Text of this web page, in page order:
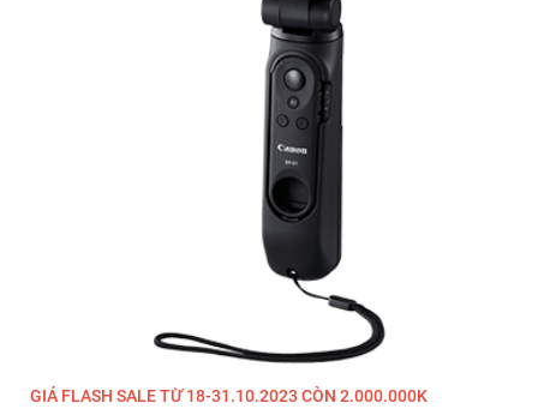
GIÁ FLASH SALE TỪ 18-31.10.2023 CÒN 2.000.000K